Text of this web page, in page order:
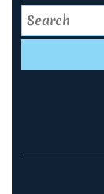
Search